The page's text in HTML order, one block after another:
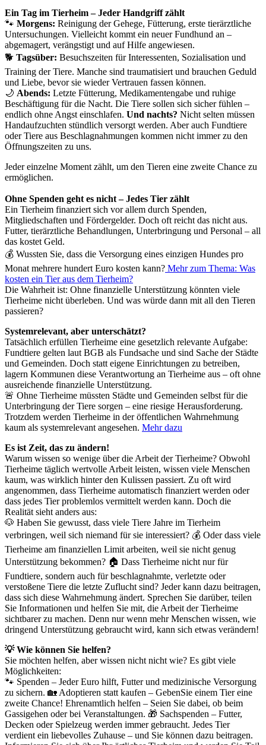
Ein Tag im Tierheim – Jeder Handgriff zählt
🐾 Morgens: Reinigung der Gehege, Fütterung, erste tierärztliche
Untersuchungen. Vielleicht kommt ein neuer Fundhund an –
abgemagert, verängstigt und auf Hilfe angewiesen.
🐕 Tagsüber: Besuchszeiten für Interessenten, Sozialisation und
Training der Tiere. Manche sind traumatisiert und brauchen Geduld
und Liebe, bevor sie wieder Vertrauen fassen können.
🌙 Abends: Letzte Fütterung, Medikamentengabe und ruhige
Beschäftigung für die Nacht. Die Tiere sollen sich sicher fühlen –
endlich ohne Angst einschlafen. Und nachts? Nicht selten müssen
Handaufzuchten stündlich versorgt werden. Aber auch Fundtiere
oder Tiere aus Beschlagnahmungen kommen nicht immer zu den
Öffnungszeiten zu uns.
Jeder einzelne Moment zählt, um den Tieren eine zweite Chance zu
ermöglichen.
Ohne Spenden geht es nicht – Jedes Tier zählt
Ein Tierheim finanziert sich vor allem durch Spenden,
Mitgliedschaften und Fördergelder. Doch oft reicht das nicht aus.
Futter, tierärztliche Behandlungen, Unterbringung und Personal – all
das kostet Geld.
💰 Wussten Sie, dass die Versorgung eines einzigen Hundes pro
Monat mehrere hundert Euro kosten kann? Mehr zum Thema: Was
kosten ein Tier aus dem Tierheim?
Die Wahrheit ist: Ohne finanzielle Unterstützung könnten viele
Tierheime nicht überleben. Und was würde dann mit all den Tieren
passieren?
Systemrelevant, aber unterschätzt?
Tatsächlich erfüllen Tierheime eine gesetzlich relevante Aufgabe:
Fundtiere gelten laut BGB als Fundsache und sind Sache der Städte
und Gemeinden. Doch statt eigene Einrichtungen zu betreiben,
lagern Kommunen diese Verantwortung an Tierheime aus – oft ohne
ausreichende finanzielle Unterstützung.
🚨 Ohne Tierheime müssten Städte und Gemeinden selbst für die
Unterbringung der Tiere sorgen – eine riesige Herausforderung.
Trotzdem werden Tierheime in der öffentlichen Wahrnehmung
kaum als systemrelevant angesehen. Mehr dazu
Es ist Zeit, das zu ändern!
Warum wissen so wenige über die Arbeit der Tierheime? Obwohl
Tierheime täglich wertvolle Arbeit leisten, wissen viele Menschen
kaum, was wirklich hinter den Kulissen passiert. Zu oft wird
angenommen, dass Tierheime automatisch finanziert werden oder
dass jedes Tier problemlos vermittelt werden kann. Doch die
Realität sieht anders aus:
🐶 Haben Sie gewusst, dass viele Tiere Jahre im Tierheim
verbringen, weil sich niemand für sie interessiert? 💰 Oder dass viele
Tierheime am finanziellen Limit arbeiten, weil sie nicht genug
Unterstützung bekommen? 🏠 Dass Tierheime nicht nur für
Fundtiere, sondern auch für beschlagnahmte, verletzte oder
verstoßene Tiere die letzte Zuflucht sind? Jeder kann dazu beitragen,
dass sich diese Wahrnehmung ändert. Sprechen Sie darüber, teilen
Sie Informationen und helfen Sie mit, die Arbeit der Tierheime
sichtbarer zu machen. Denn nur wenn mehr Menschen wissen, wie
dringend Unterstützung gebraucht wird, kann sich etwas verändern!
💡 Wie können Sie helfen?
Sie möchten helfen, aber wissen nicht nicht wie? Es gibt viele
Möglichkeiten:
🐾 Spenden – Jeder Euro hilft, Futter und medizinische Versorgung
zu sichern. 🏡 Adoptieren statt kaufen – GebenSie einem Tier eine
zweite Chance! Ehrenamtlich helfen – Seien Sie dabei, ob beim
Gassigehen oder bei Veranstaltungen. 🎁 Sachspenden – Futter,
Decken oder Spielzeug werden immer gebraucht. Jedes Tier
verdient ein liebevolles Zuhause – und Sie können dazu beitragen.